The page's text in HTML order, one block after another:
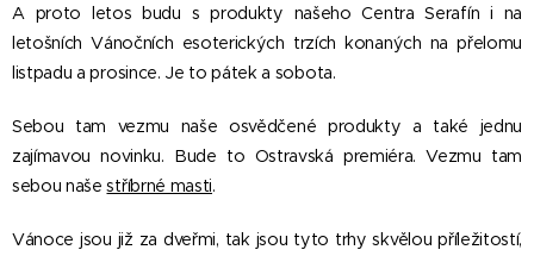
A proto letos budu s produkty našeho Centra Serafín i na
letošních Vánočních esoterických trzích konaných na přelomu
listpadu a prosince. Je to pátek a sobota.
Sebou tam vezmu naše osvědčené produkty a také jednu
zajímavou novinku. Bude to Ostravská premiéra. Vezmu tam
sebou našestříbrné masti.
Vánoce jsou již za dveřmi, tak jsou tyto trhy skvělou příležitostí,